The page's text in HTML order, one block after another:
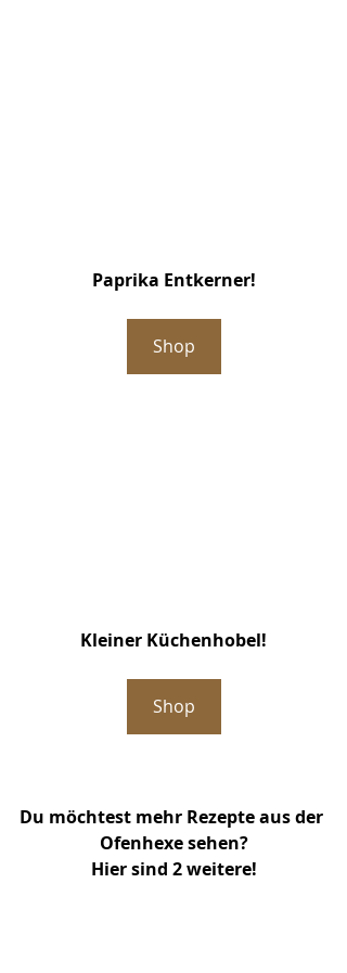
Paprika Entkerner!
Shop
Kleiner Küchenhobel!
Shop
Du möchtest mehr Rezepte aus der
Ofenhexe sehen?
Hier sind 2 weitere!